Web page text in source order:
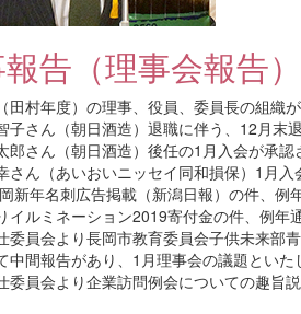
告（理事会報告
田村年度）の理事、役員、委員長の組織が
子さん（朝日酒造）退職に伴う、12月末
郎さん（朝日酒造）後任の1月入会が承認
さん（あいおいニッセイ同和損保）1月入
新年名刺広告掲載（新潟日報）の件、例
イルミネーション2019寄付金の件、例年
委員会より長岡市教育委員会子供未来部
間報告があり、1月理事会の議題といた
委員会より企業訪問例会についての趣旨